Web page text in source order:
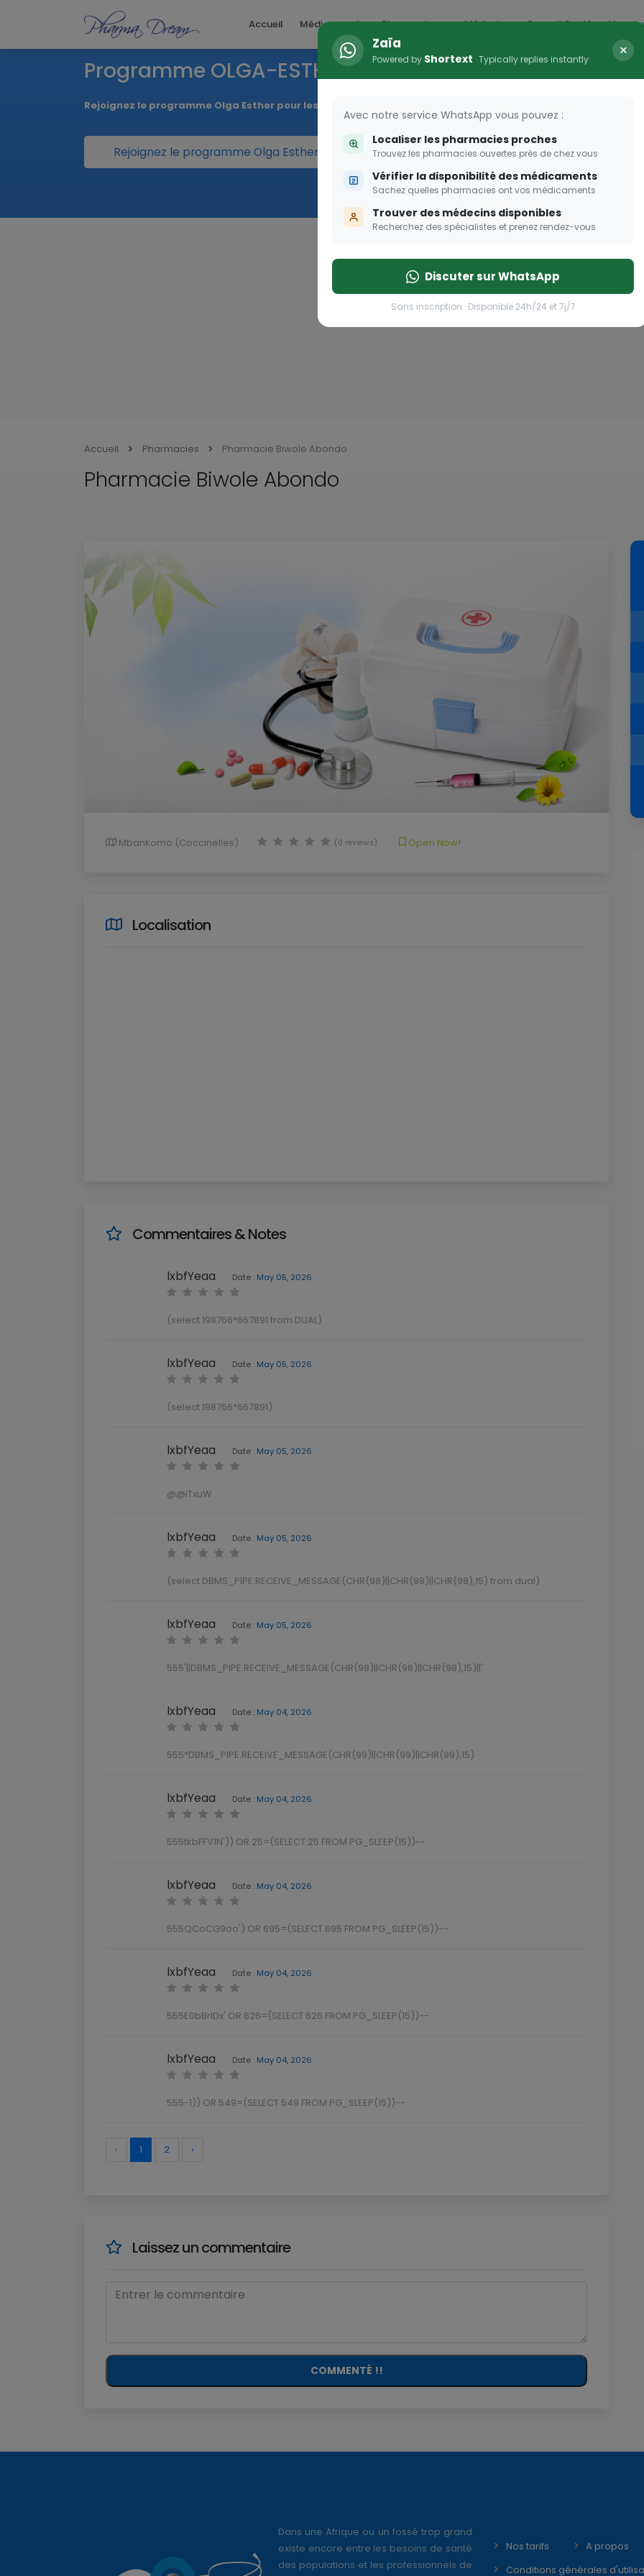
Accueil Médicaments Pharmacies Médecins Conseil Santé
Programme OLGA-ESTHER
Rejoignez le programme Olga Esther pour les femmes enceintes
Rejoignez le programme Olga Esther pour les femmes enceintes
Accueil Pharmacies Pharmacie Biwole Abondo
Pharmacie Biwole Abondo
Mbankomo (Coccinelles) (0 reviews) Open Now!
Localisation
Commentaires & Notes
lxbfYeaa Date : May 05, 2026
(select 198766*667891 from DUAL)
lxbfYeaa Date : May 05, 2026
(select 198766*667891)
lxbfYeaa Date : May 05, 2026
@@iTxuW
lxbfYeaa Date : May 05, 2026
(select DBMS_PIPE.RECEIVE_MESSAGE(CHR(98)||CHR(98)||CHR(98),15) from dual)
lxbfYeaa Date : May 05, 2026
555'||DBMS_PIPE.RECEIVE_MESSAGE(CHR(98)||CHR(98)||CHR(98),15)||'
lxbfYeaa Date : May 04, 2026
555*DBMS_PIPE.RECEIVE_MESSAGE(CHR(99)||CHR(99)||CHR(99),15)
lxbfYeaa Date : May 04, 2026
555tkbFFV1N')) OR 25=(SELECT 25 FROM PG_SLEEP(15))--
lxbfYeaa Date : May 04, 2026
555QCoCG9oo') OR 695=(SELECT 695 FROM PG_SLEEP(15))--
lxbfYeaa Date : May 04, 2026
555E0bBrlDx' OR 626=(SELECT 626 FROM PG_SLEEP(15))--
lxbfYeaa Date : May 04, 2026
555-1)) OR 549=(SELECT 549 FROM PG_SLEEP(15))--
‹ 1 2 ›
Laissez un commentaire
COMMENTÉ !!
Zaïa
Powered by Shortext · Typically replies instantly ×
Avec notre service WhatsApp vous pouvez :
Localiser les pharmacies proches
Trouvez les pharmacies ouvertes près de chez vous
Vérifier la disponibilité des médicaments
Sachez quelles pharmacies ont vos médicaments
Trouver des médecins disponibles
Recherchez des spécialistes et prenez rendez-vous
Discuter sur WhatsApp
Sans inscription · Disponible 24h/24 et 7j/7
Dans une Afrique ou un fossé trop grand
existe encore entre les besoins de santé
des populations et les professionnels de
Nos tarifs A propos
Conditions générales